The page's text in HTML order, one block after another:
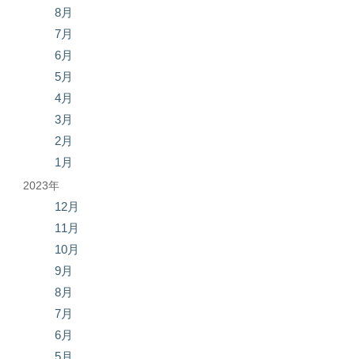
8月
7月
6月
5月
4月
3月
2月
1月
2023年
12月
11月
10月
9月
8月
7月
6月